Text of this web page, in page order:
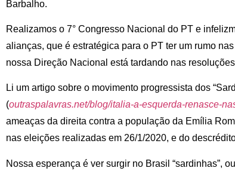
Barbalho.
Realizamos o 7° Congresso Nacional do PT e
alianças, que é estratégica para o PT ter um rumo
nossa Direção Nacional está tardando nas
Li um artigo sobre o movimento progressista dos
(outraspalavras.net/blog/italia-a-esquerda-renasce-
ameaças da direita contra a população da Emília
nas eleições realizadas em 26/1/2020, e do
Nossa esperança é ver surgir no Brasil “sardinhas”,